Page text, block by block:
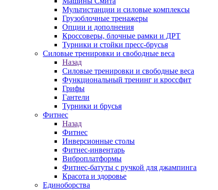
Мультистанции и силовые комплексы
Грузоблочные тренажеры
Опции и дополнения
Кроссоверы, блочные рамки и ДРТ
Турники и стойки пресс-брусья
Силовые тренировки и свободные веса
Назад
Силовые тренировки и свободные веса
Функциональный тренинг и кроссфит
Грифы
Гантели
Турники и брусья
Фитнес
Назад
Фитнес
Инверсионные столы
Фитнес-инвентарь
Виброплатформы
Фитнес-батуты с ручкой для джампинга
Красота и здоровье
Единоборства